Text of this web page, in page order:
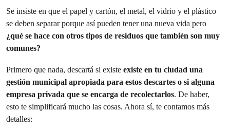
Se insiste en que el papel y cartón, el metal, el vidrio y el plástico
se deben separar porque así pueden tener una nueva vida pero
¿qué se hace con otros tipos de residuos que también son muy
comunes?
Primero que nada, descartá si existe existe en tu ciudad una
gestión municipal apropiada para estos descartes o si alguna
empresa privada que se encarga de recolectarlos. De haber,
esto te simplificará mucho las cosas. Ahora sí, te contamos más
detalles: